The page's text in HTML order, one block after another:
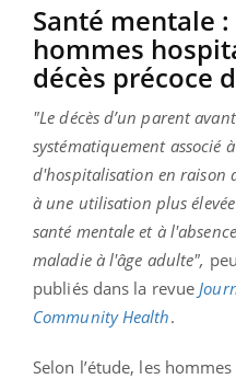
Santé mentale :
hommes
décès précoce
"Le décès d’un parent
systématiquement associé
d'hospitalisation en raison
à une utilisation plus
santé mentale et à
maladie à l'âge adulte",
publiés dans la revue
Community Health.
Selon l’étude, les